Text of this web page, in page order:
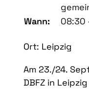
Wann:
08:30
Ort: Leipzig
Am 23./24.
DBFZ in